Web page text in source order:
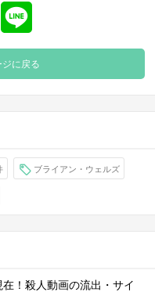
に戻る
ブライアン・ウェルズ
！殺人動画の流出・サイ